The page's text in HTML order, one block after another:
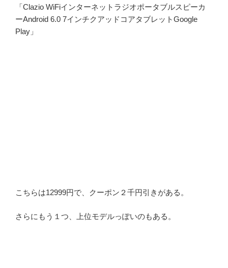
「Clazio WiFiインターネットラジオポータブルスピーカ
ーAndroid 6.0 7インチクアッドコアタブレットGoogle
Play」
こちらは12999円で、クーポン２千円引きがある。
さらにもう１つ、上位モデルっぽいのもある。